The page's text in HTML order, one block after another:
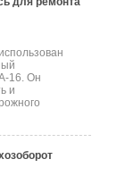
16. Он
и